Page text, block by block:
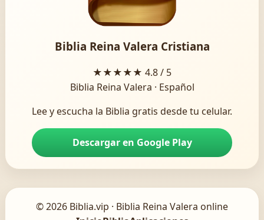
Biblia Reina Valera Cristiana
★★★★★ 4.8 / 5
Biblia Reina Valera · Español
Lee y escucha la Biblia gratis desde tu celular.
Descargar en Google Play
© 2026 Biblia.vip · Biblia Reina Valera online